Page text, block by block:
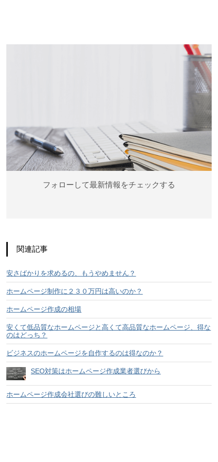
フォローして最新情報をチェックする
関連記事
安さばかりを求めるの、もうやめません？
ホームページ制作に２３０万円は高いのか？
ホームページ作成の相場
安くて低品質なホームページと高くて高品質なホームページ、得な
のはどっち？
ビジネスのホームページを自作するのは得なのか？
SEO対策はホームページ作成業者選びから
ホームページ作成会社選びの難しいところ